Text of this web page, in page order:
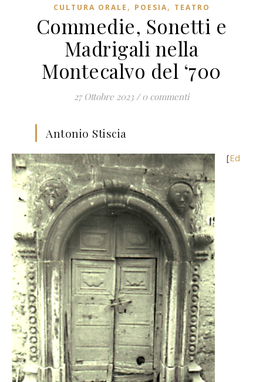
CULTURA ORALE , POESIA, TEATRO
Commedie, Sonetti e
Madrigali nella
Montecalvo del ‘700
27 Ottobre 2023 / 0 commenti
Antonio Stiscia
[Ed